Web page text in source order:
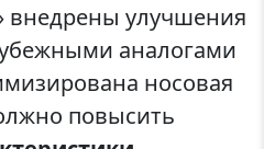
внедрены улучшения
аналогами
носовая
повысить